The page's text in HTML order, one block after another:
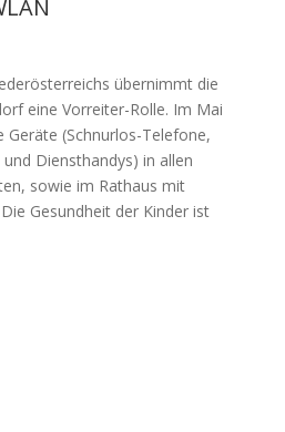
übernimmt die
eine Vorreiter-Rolle. Im Mai
Geräte (Schnurlos-Telefone,
Diensthandys) in allen
sowie im Rathaus mit
Gesundheit der Kinder ist